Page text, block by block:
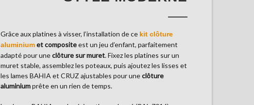
Grâce aux platines à visser, l’installation de ce kit clôture
aluminiumet compositeest un jeu d’enfant, parfaitement
adapté pour uneclôture sur muret. Fixez les platines sur un
muret stable, assemblez les poteaux, puis ajoutez les lisses et
les lames BAHIA et CRUZ ajustables pour uneclôture
aluminiumprête en un rien de temps.